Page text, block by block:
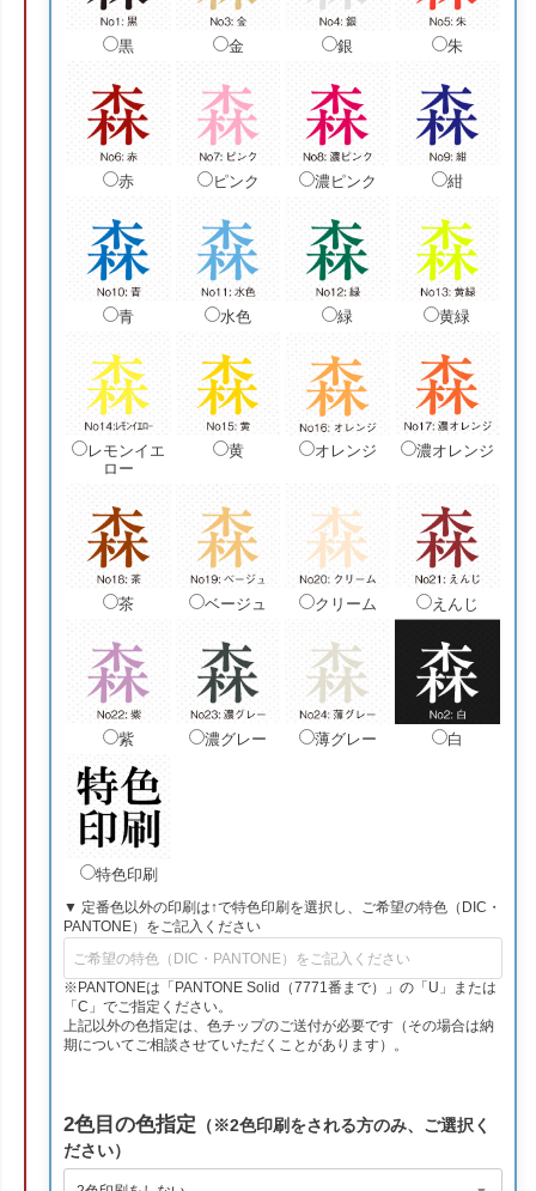
黒 金 銀 朱
赤 ピンク 濃ピンク 紺
青 水色 緑 黄緑
レモンイエ
ロー
黄 オレンジ 濃オレンジ
茶 ベージュ クリーム えんじ
紫 濃グレー 薄グレー 白
特色印刷
▼ 定番色以外の印刷は↑で特色印刷を選択し、ご希望の特色（DIC・
PANTONE）をご記入ください
※PANTONEは「PANTONE Solid（7771番まで）」の「U」または
「C」でご指定ください。
上記以外の色指定は、色チップのご送付が必要です（その場合は納
期についてご相談させていただくことがあります）。
2色目の色指定 （※2色印刷をされる方のみ、ご選択く
ださい）